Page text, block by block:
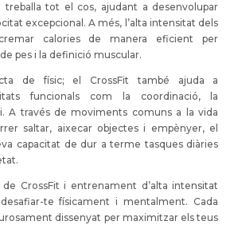
treballa tot el cos, ajudant a desenvolupar
excepcional. A més, l’alta intensitat dels
calories de manera eficient per
pes i la definició muscular.
de físic; el CrossFit també ajuda a
funcionals com la coordinació, la
A través de moviments comuns a la vida
saltar, aixecar objectes i empènyer, el
capacitat de dur a terme tasques diàries
CrossFit i entrenament d’alta intensitat
te físicament i mentalment. Cada
dissenyat per maximitzar els teus